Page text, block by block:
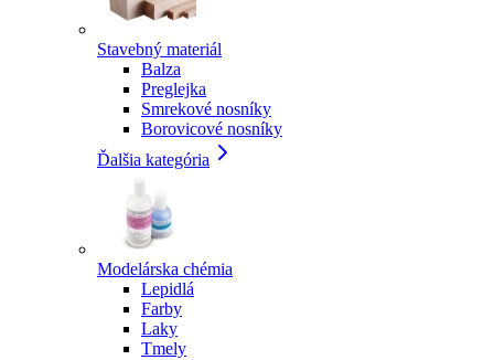
Stavebný materiál
Balza
Preglejka
Smrekové nosníky
Borovicové nosníky
Ďalšia kategória
Modelárska chémia
Lepidlá
Farby
Laky
Tmely